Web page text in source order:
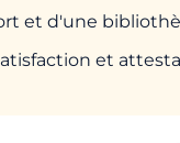
et d'une
et